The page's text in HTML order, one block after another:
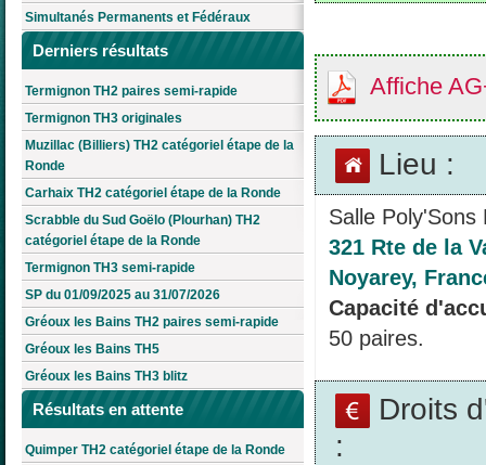
Simultanés Permanents et Fédéraux
Derniers résultats
Termignon TH2 paires semi-rapide
Termignon TH3 originales
Muzillac (Billiers) TH2 catégoriel étape de la
Ronde
Carhaix TH2 catégoriel étape de la Ronde
Scrabble du Sud Goëlo (Plourhan) TH2
catégoriel étape de la Ronde
Termignon TH3 semi-rapide
SP du 01/09/2025 au 31/07/2026
Gréoux les Bains TH2 paires semi-rapide
Gréoux les Bains TH5
Gréoux les Bains TH3 blitz
Résultats en attente
Quimper TH2 catégoriel étape de la Ronde
Affiche
Lieu :
Salle Poly'Sons
321 Rte de la
Noyarey,
Capacité
50 paires.
Droits
: